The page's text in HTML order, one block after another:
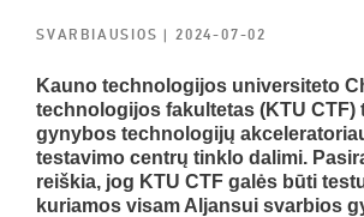
SVARBIAUSIOS| 2024-07-02
Kauno technologijos universiteto
technologijos fakultetas (KTU CTF)
gynybos technologijų
testavimo centrų tinklo dalimi.
reiškia, jog KTU CTF galės būti
kuriamos visam Aljansui svarbios